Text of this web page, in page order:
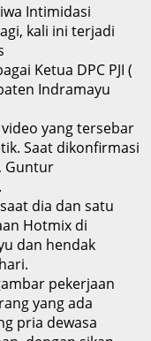
Intimidasi
kali ini terjadi
Ketua DPC PJI (
Indramayu
yang tersebar
Saat dikonfirmasi
Guntur
dia dan satu
Hotmix di
dan hendak
pekerjaan
yang ada
pria dewasa